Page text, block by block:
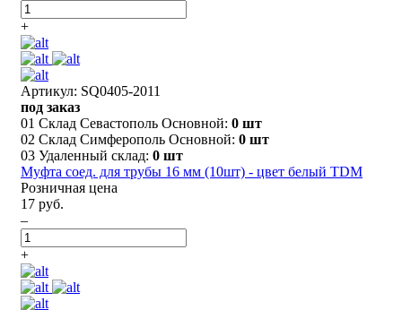
+
Артикул: SQ0405-2011
под заказ
01 Склад Севастополь Основной: 0 шт
02 Склад Симферополь Основной: 0 шт
03 Удаленный склад: 0 шт
Муфта соед. для трубы 16 мм (10шт) - цвет белый TDM
Розничная цена
17 руб.
–
+